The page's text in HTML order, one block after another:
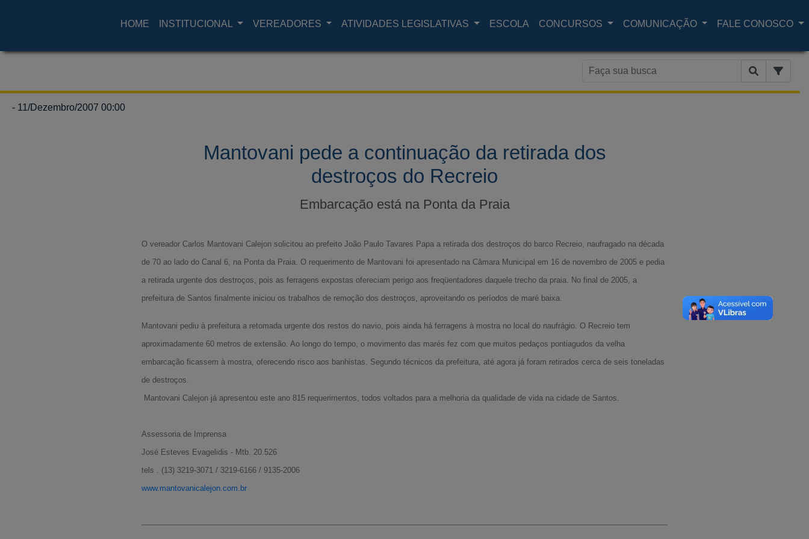
HOME INSTITUCIONAL VEREADORES ATIVIDADES LEGISLATIVAS ESCOLA CONCURSOS COMUNICAÇÃO FALE CONOSCO
- 11/Dezembro/2007 00:00
Mantovani pede a continuação da retirada dos
destroços do Recreio
Embarcação está na Ponta da Praia
O vereador Carlos Mantovani Calejon solicitou ao prefeito João Paulo Tavares Papa a retirada dos destroços do barco Recreio, naufragado na década
de 70 ao lado do Canal 6, na Ponta da Praia. O requerimento de Mantovani foi apresentado na Câmara Municipal em 16 de novembro de 2005 e pedia
a retirada urgente dos destroços, pois as ferragens expostas ofereciam perigo aos freqüentadores daquele trecho da praia. No final de 2005, a
prefeitura de Santos finalmente iniciou os trabalhos de remoção dos destroços, aproveitando os períodos de maré baixa.
Mantovani pediu à prefeitura a retomada urgente dos restos do navio, pois ainda há ferragens à mostra no local do naufrágio. O Recreio tem
aproximadamente 60 metros de extensão. Ao longo do tempo, o movimento das marés fez com que muitos pedaços pontiagudos da velha
embarcação ficassem à mostra, oferecendo risco aos banhistas. Segundo técnicos da prefeitura, até agora já foram retirados cerca de seis toneladas
de destroços.
Mantovani Calejon já apresentou este ano 815 requerimentos, todos voltados para a melhoria da qualidade de vida na cidade de Santos.
Assessoria de Imprensa
José Esteves Evagelidis - Mtb. 20.526
tels . (13) 3219-3071 / 3219-6166 / 9135-2006
www.mantovanicalejon.com.br